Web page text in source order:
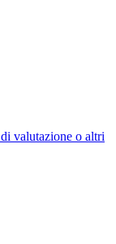
valutazione o altri